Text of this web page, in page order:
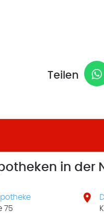
Teilen
in der
75
